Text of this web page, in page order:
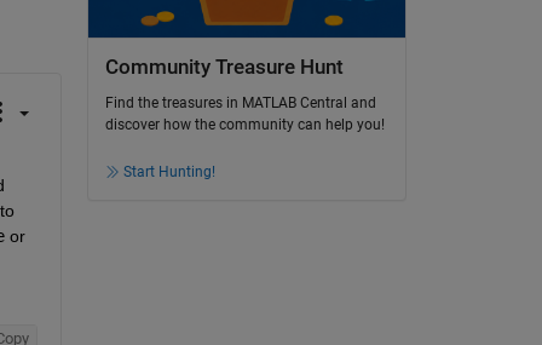
or
Community Treasure Hunt
Find the treasures in MATLAB Central and
discover how the community can help you!
Start Hunting!